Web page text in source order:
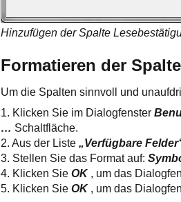
Hinzufügen der Spalte
Formatieren der
Um die Spalten sinnvoll und
1. Klicken Sie im Dialogfenster
… Schaltfläche.
2. Aus der Liste„Verfügbare
3. Stellen Sie das Format auf:
4. Klicken SieOK , um das
5. Klicken SieOK , um das